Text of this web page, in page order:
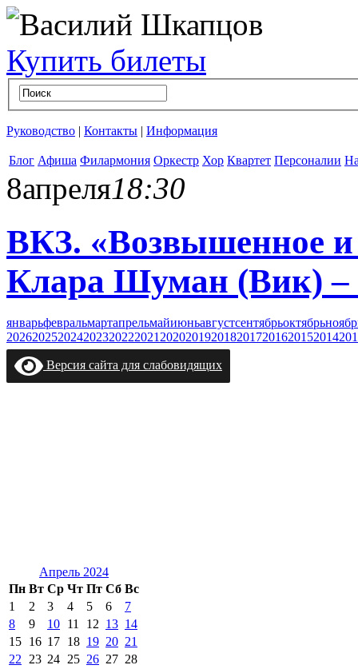
Купить билеты
Руководство | Контакты | Информация
Блог Афиша Филармония Оркестр Хор Квартет Персоналии
8апреля18:30
ВКЗ. «Возвышенное
Клара Шуман (Вик) –
январьфевральмартапрельмайиюньавгустсентябрьоктябрь
2026202520242023202220212020201920182017201620152014
Версия сайта для слабовидящих
Апрель 2024
Пн Вт Ср Чт Пт Сб Вс
1
2 3 4 5 6
7
8
9 10 11 12 13 14
15 16 17 18 19 20 21
22 23 24 25 26 27 28